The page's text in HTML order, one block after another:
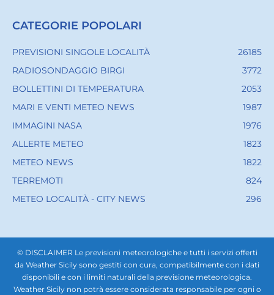
CATEGORIE POPOLARI
PREVISIONI SINGOLE LOCALITÀ
26185
RADIOSONDAGGIO BIRGI
3772
BOLLETTINI DI TEMPERATURA
2053
MARI E VENTI METEO NEWS
1987
IMMAGINI NASA
1976
ALLERTE METEO
1823
METEO NEWS
1822
TERREMOTI
824
METEO LOCALITÀ - CITY NEWS
296
© DISCLAIMER Le previsioni meteorologiche e tutti i servizi offerti
da Weather Sicily sono gestiti con cura, compatibilmente con i dati
disponibili e con i limiti naturali della previsione meteorologica.
Weather Sicily non potrà essere considerata responsabile per ogni o